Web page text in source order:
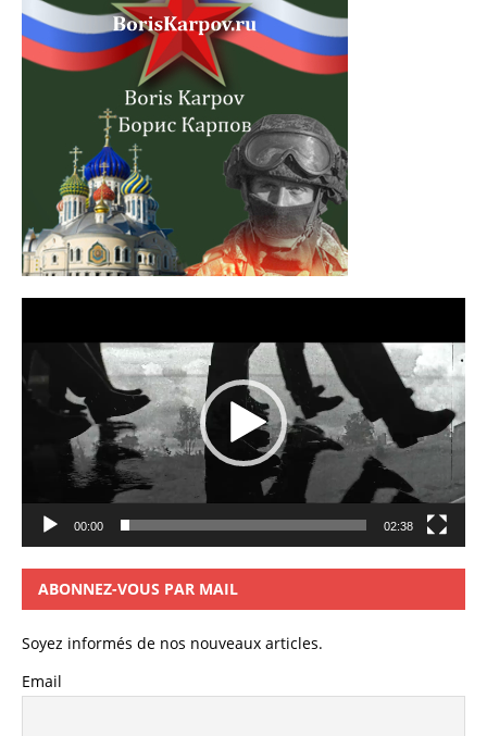
00:00 02:38
ABONNEZ-VOUS PAR MAIL
Soyez informés de nos nouveaux articles.
Email